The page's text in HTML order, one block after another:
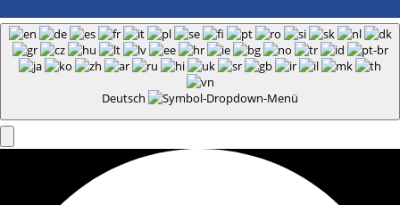
Deutsch